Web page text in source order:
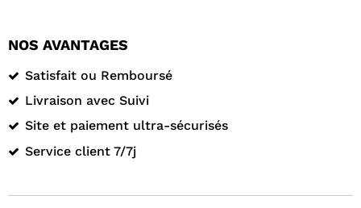
NOS AVANTAGES
Satisfait ou Remboursé
Livraison avec Suivi
Site et paiement ultra-sécurisés
Service client 7/7j